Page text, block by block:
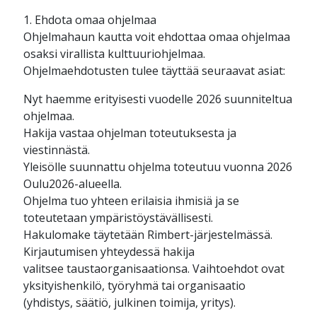
1. Ehdota omaa ohjelmaa
Ohjelmahaun kautta voit ehdottaa omaa ohjelmaa
osaksi virallista kulttuuriohjelmaa.
Ohjelmaehdotusten tulee täyttää seuraavat asiat:
Nyt haemme erityisesti vuodelle 2026 suunniteltua
ohjelmaa.
Hakija vastaa ohjelman toteutuksesta ja
viestinnästä.
Yleisölle suunnattu ohjelma toteutuu vuonna 2026
Oulu2026-alueella.
Ohjelma tuo yhteen erilaisia ihmisiä ja se
toteutetaan ympäristöystävällisesti.
Hakulomake täytetään Rimbert-järjestelmässä.
Kirjautumisen yhteydessä hakija
valitsee taustaorganisaationsa. Vaihtoehdot ovat
yksityishenkilö, työryhmä tai organisaatio
(yhdistys, säätiö, julkinen toimija, yritys).